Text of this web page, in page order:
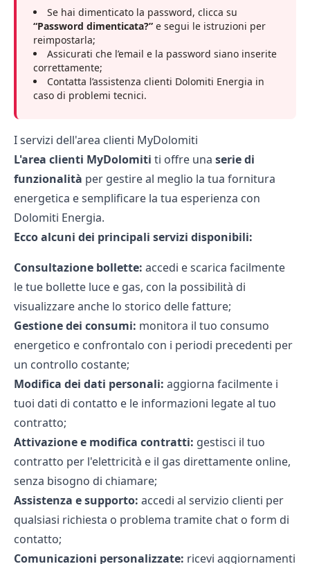
Se hai dimenticato la password, clicca su
“Password dimenticata?” e segui le istruzioni per
reimpostarla;
Assicurati che l’email e la password siano inserite
correttamente;
Contatta l’assistenza clienti Dolomiti Energia in
caso di problemi tecnici.
I servizi dell'area clienti MyDolomiti
L'area clienti MyDolomiti ti offre una serie di
funzionalità per gestire al meglio la tua fornitura
energetica e semplificare la tua esperienza con
Dolomiti Energia.
Ecco alcuni dei principali servizi disponibili:
Consultazione bollette: accedi e scarica facilmente
le tue bollette luce e gas, con la possibilità di
visualizzare anche lo storico delle fatture;
Gestione dei consumi: monitora il tuo consumo
energetico e confrontalo con i periodi precedenti per
un controllo costante;
Modifica dei dati personali: aggiorna facilmente i
tuoi dati di contatto e le informazioni legate al tuo
contratto;
Attivazione e modifica contratti: gestisci il tuo
contratto per l'elettricità e il gas direttamente online,
senza bisogno di chiamare;
Assistenza e supporto: accedi al servizio clienti per
qualsiasi richiesta o problema tramite chat o form di
contatto;
Comunicazioni personalizzate: ricevi aggiornamenti